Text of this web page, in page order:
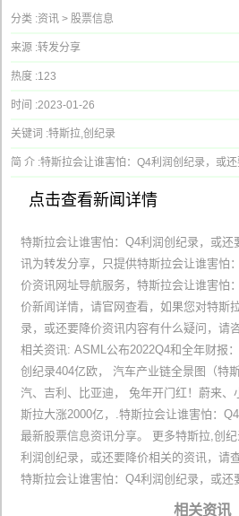
分类 :资讯 > 股票信息
来源 :转发分享
热度 :123
时间 :2023-01-26
关键词 :特斯拉,创纪录
简 介 :特斯拉会让谁害怕：Q4利润创纪录，或还
点击查看新闻详情
特斯拉会让谁害怕：Q4利润创纪录，或
讯为转发分享，只提供特斯拉会让谁害怕
价资讯网址导航服务，特斯拉会让谁害怕
价新闻详情，请官网查看，如果您对特斯
录，或还要降价资讯内容有什么疑问，请
相关资讯: ASML公布2022Q4和全年财报
创纪录404亿欧， 汽车产业链全景图（特
汽、吉利、比亚迪， 兔年开门红！蔚来
斯拉大涨2000亿，.特斯拉会让谁害怕：
最新股票信息资讯分享。 更多特斯拉,创
利润创纪录，或还要降价相关的资讯，请
特斯拉会让谁害怕：Q4利润创纪录，或还
相关资讯